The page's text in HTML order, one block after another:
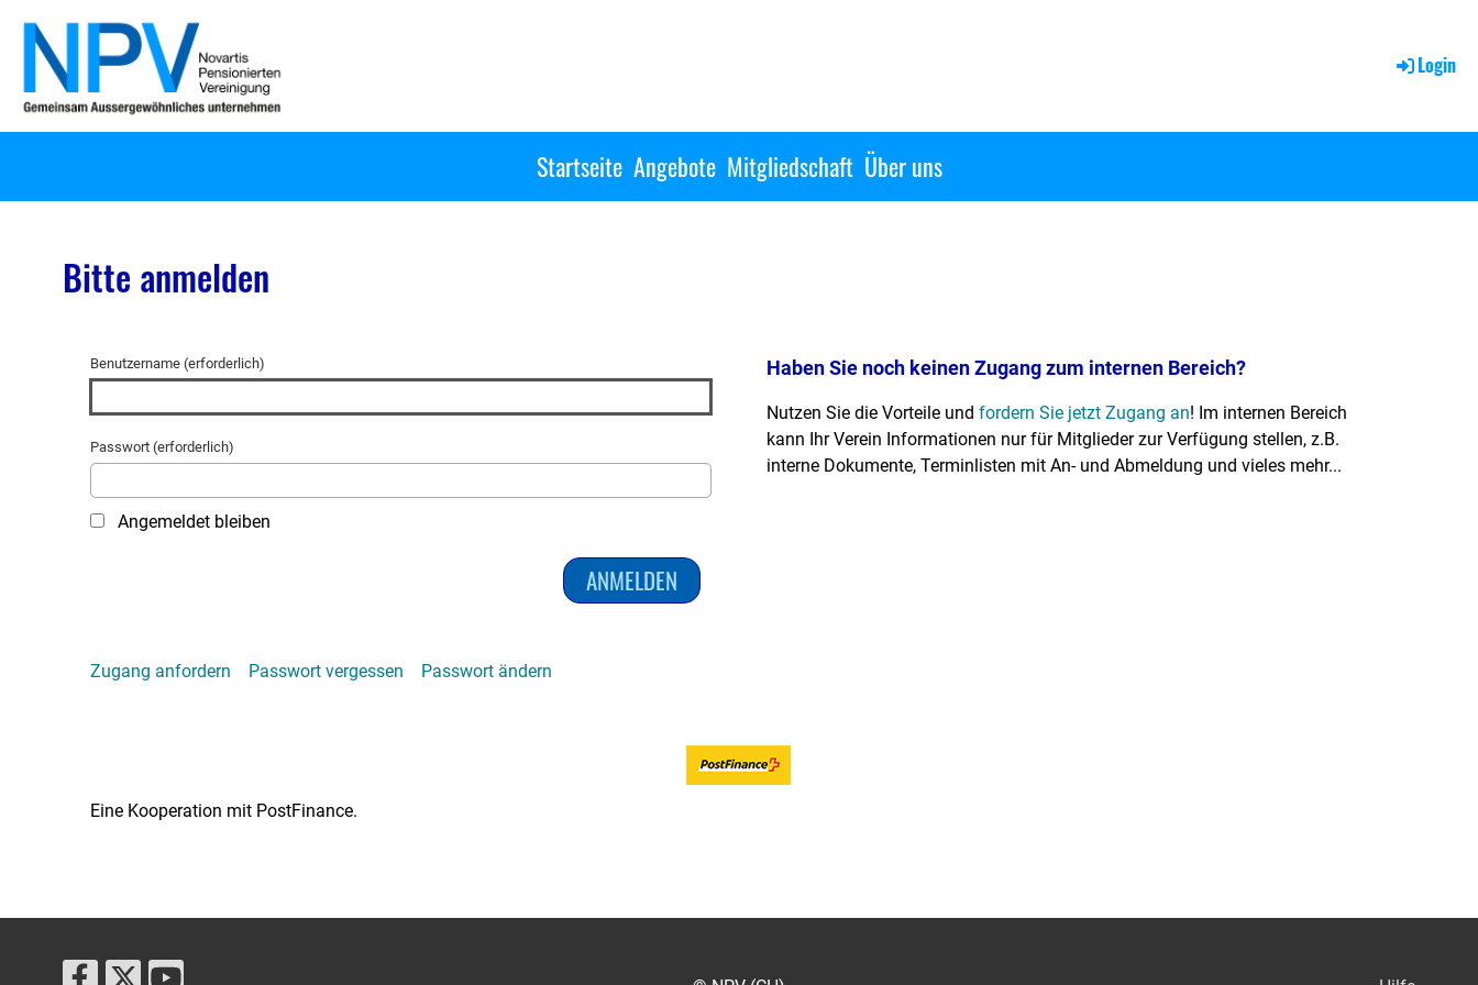
Login
Startseite Angebote Mitgliedschaft Über uns
Bitte anmelden
Benutzername (erforderlich)
Passwort (erforderlich)
Angemeldet bleiben
Zugang anfordern Passwort vergessen Passwort ändern
Haben Sie noch keinen Zugang zum internen Bereich?
Nutzen Sie die Vorteile und fordern Sie jetzt Zugang an! Im internen Bereich
kann Ihr Verein Informationen nur für Mitglieder zur Verfügung stellen, z.B.
interne Dokumente, Terminlisten mit An- und Abmeldung und vieles mehr...
Eine Kooperation mit PostFinance.